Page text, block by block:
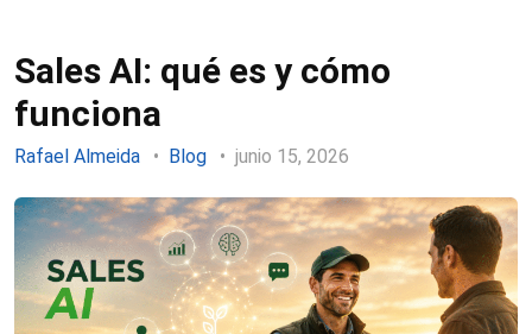
Sales AI: qué es y cómo
funciona
Rafael Almeida Blog junio 15, 2026